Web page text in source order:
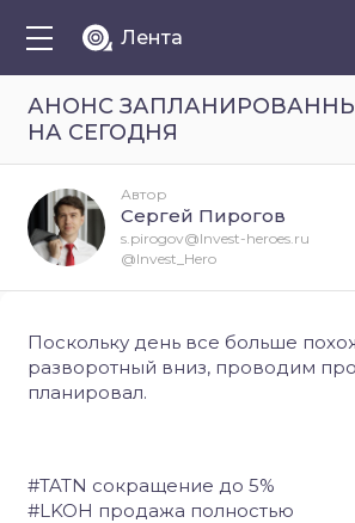
Лента
АНОНС
НА СЕГОДНЯ
Поскольку день все больше
разворотный вниз, проводим
планировал.
#TATN сокращение до 5%
#LKOH продажа полностью
Автор
Сергей Пирогов
s.pirogov@Invest-heroes.ru
@Invest_Hero